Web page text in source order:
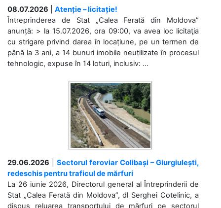
08.07.2026
Atenție – licitație!
Întreprinderea de Stat „Calea Ferată din Moldova”
anunță: > la 15.07.2026, ora 09:00, va avea loc licitaţia
cu strigare privind darea în locațiune, pe un termen de
până la 3 ani, a 14 bunuri imobile neutilizate în procesul
tehnologic, expuse în 14 loturi, inclusiv: ...
29.06.2026
Sectorul feroviar Colibași – Giurgiulești,
redeschis pentru traficul de mărfuri
La 26 iunie 2026, Directorul general al Întreprinderii de
Stat „Calea Ferată din Moldova”, dl Serghei Cotelinic, a
dispus reluarea transportului de mărfuri pe sectorul